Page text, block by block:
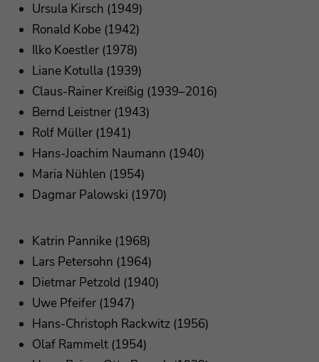
Ursula Kirsch (1949)
Ronald Kobe (1942)
Ilko Koestler (1978)
Liane Kotulla (1939)
Claus-Rainer Kreißig (1939–2016)
Bernd Leistner (1943)
Rolf Müller (1941)
Hans-Joachim Naumann (1940)
Maria Nühlen (1954)
Dagmar Palowski (1970)
Katrin Pannike (1968)
Lars Petersohn (1964)
Dietmar Petzold (1940)
Uwe Pfeifer (1947)
Hans-Christoph Rackwitz (1956)
Olaf Rammelt (1954)